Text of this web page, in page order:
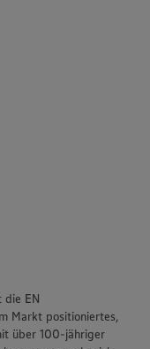
die EN
Markt positioniertes,
über 100-jähriger